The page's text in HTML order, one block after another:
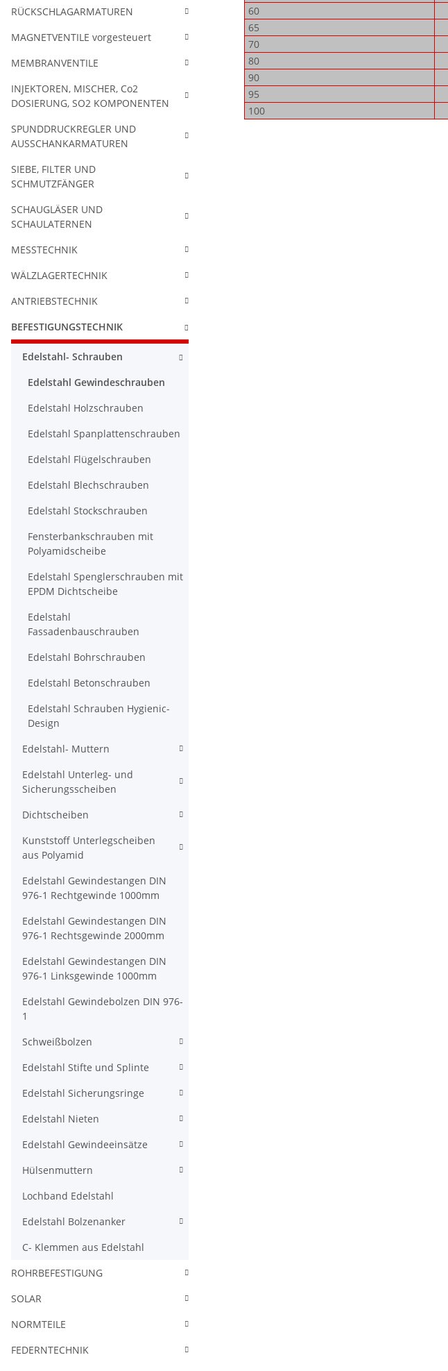
60
65
70
80
90
95
100
RÜCKSCHLAGARMATUREN
MAGNETVENTILE vorgesteuert
MEMBRANVENTILE
INJEKTOREN, MISCHER, Co2
DOSIERUNG, SO2 KOMPONENTEN
SPUNDDRUCKREGLER UND
AUSSCHANKARMATUREN
SIEBE, FILTER UND
SCHMUTZFÄNGER
SCHAUGLÄSER UND
SCHAULATERNEN
MESSTECHNIK
WÄLZLAGERTECHNIK
ANTRIEBSTECHNIK
BEFESTIGUNGSTECHNIK
Edelstahl- Schrauben
Edelstahl Gewindeschrauben
Edelstahl Holzschrauben
Edelstahl Spanplattenschrauben
Edelstahl Flügelschrauben
Edelstahl Blechschrauben
Edelstahl Stockschrauben
Fensterbankschrauben mit
Polyamidscheibe
Edelstahl Spenglerschrauben mit
EPDM Dichtscheibe
Edelstahl
Fassadenbauschrauben
Edelstahl Bohrschrauben
Edelstahl Betonschrauben
Edelstahl Schrauben Hygienic-
Design
Edelstahl- Muttern
Edelstahl Unterleg- und
Sicherungsscheiben
Dichtscheiben
Kunststoff Unterlegscheiben
aus Polyamid
Edelstahl Gewindestangen DIN
976-1 Rechtgewinde 1000mm
Edelstahl Gewindestangen DIN
976-1 Rechtsgewinde 2000mm
Edelstahl Gewindestangen DIN
976-1 Linksgewinde 1000mm
Edelstahl Gewindebolzen DIN 976-
1
Schweißbolzen
Edelstahl Stifte und Splinte
Edelstahl Sicherungsringe
Edelstahl Nieten
Edelstahl Gewindeeinsätze
Hülsenmuttern
Lochband Edelstahl
Edelstahl Bolzenanker
C- Klemmen aus Edelstahl
ROHRBEFESTIGUNG
SOLAR
NORMTEILE
FEDERNTECHNIK